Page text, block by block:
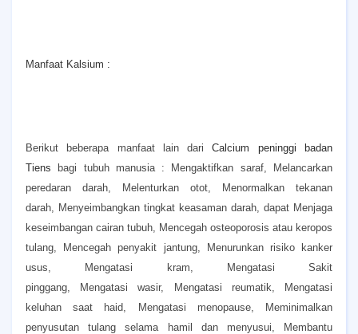
Manfaat Kalsium :
Berikut beberapa manfaat lain dariCalcium peninggi badan
Tiens
bagi tubuh manusia : Mengaktifkan saraf, Melancarkan
peredaran darah, Melenturkan otot, Menormalkan tekanan
darah, Menyeimbangkan tingkat keasaman darah, dapat Menjaga
keseimbangan cairan tubuh, Mencegah osteoporosis atau keropos
tulang, Mencegah penyakit jantung, Menurunkan risiko kanker
usus, Mengatasi kram, Mengatasi Sakit
pinggang, Mengatasi wasir, Mengatasi reumatik, Mengatasi
keluhan saat haid, Mengatasi menopause, Meminimalkan
penyusutan tulang selama hamil dan menyusui, Membantu